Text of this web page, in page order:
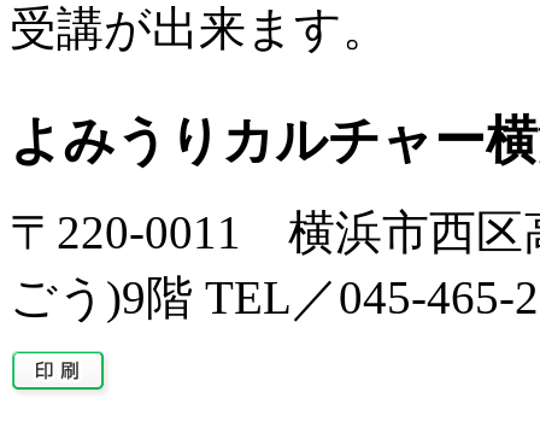
受講が出来ます。
よみうりカルチャー
〒220-0011 横浜市西区
ごう)9階 TEL／045-465-